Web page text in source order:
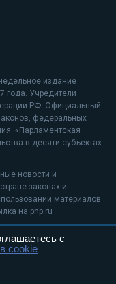
издание
года. Учредители
РФ. Официальный
федеральных
«Парламентская
в десяти субъектах
новости и
законах и
материалов
на pnp.ru
с
cookie